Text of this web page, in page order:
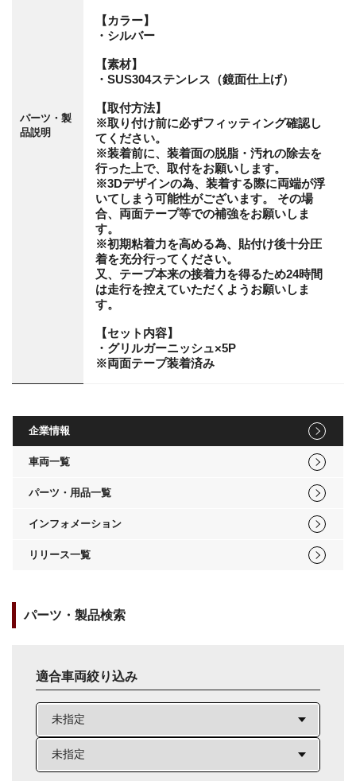
パーツ・製
品説明
【カラー】
・シルバー
【素材】
・SUS304ステンレス（鏡面仕上げ）
【取付方法】
※取り付け前に必ずフィッティング確認し
てください。
※装着前に、装着面の脱脂・汚れの除去を
行った上で、取付をお願いします。
※3Dデザインの為、装着する際に両端が浮
いてしまう可能性がございます。 その場
合、両面テープ等での補強をお願いしま
す。
※初期粘着力を高める為、貼付け後十分圧
着を充分行ってください。
又、テープ本来の接着力を得るため24時間
は走行を控えていただくようお願いしま
す。
【セット内容】
・グリルガーニッシュ×5P
※両面テープ装着済み
企業情報
車両一覧
パーツ・用品一覧
インフォメーション
リリース一覧
パーツ・製品検索
適合車両絞り込み